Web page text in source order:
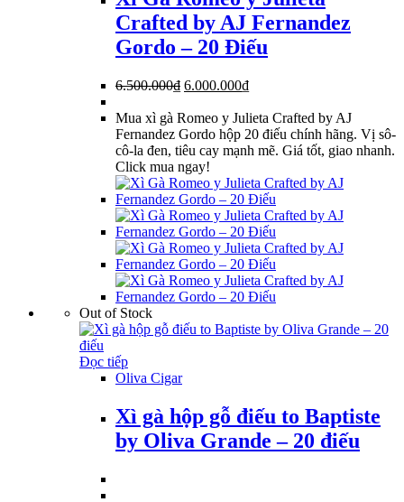
Crafted by AJ Fernandez
Gordo – 20 Điếu
6.500.000₫ Giá
là:
6.500.000₫.
6.000.000₫Giá
tại
là:
6.000.000₫.
Mua xì gà Romeo y Julieta Crafted by AJ
Fernandez Gordo hộp 20 điếu chính hãng. Vị sô-
cô-la đen, tiêu cay mạnh mẽ. Giá tốt, giao nhanh.
Click mua ngay!
Out of Stock
Đọc tiếp
Oliva Cigar
Xì gà hộp gỗ điếu to Baptiste
by Oliva Grande – 20 điếu